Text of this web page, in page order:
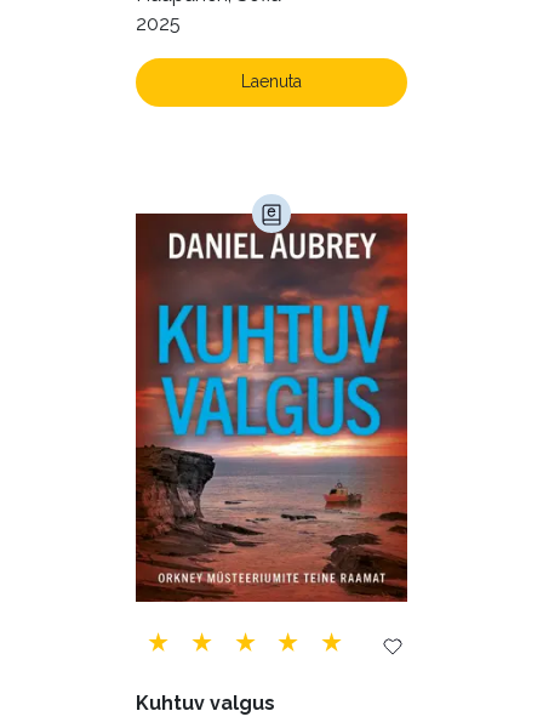
Kunst ja looming (86)
Laste- ja noortekirjandus (581)
Maamajandus (24)
Majandus (34)
Perioodika (15)
Psühholoogia (184)
Rahandus (47)
Religioon (107)
Siseturvalisus (34)
Sport (52)
Tehnika (6)
Telekommunikatsioon (9)
Tervis (147)
Transport (8)
Ulme ja fantaasia (244)
Vabakasutus (423)
Õigus (22)
rahuldust pakkuvaks
2025
Laenuta
Kuhtuv valgus